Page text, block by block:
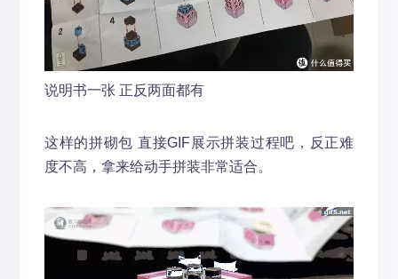
说明书一张 正反两面都有
这样的拼砌包 直接GIF展示拼装过程吧，反正难
度不高，拿来给动手拼装非常适合。